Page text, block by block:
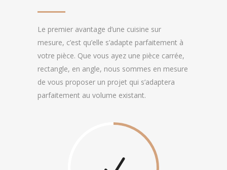
Le premier avantage d’une cuisine sur
mesure, c’est qu’elle s’adapte parfaitement à
votre pièce. Que vous ayez une pièce carrée,
rectangle, en angle, nous sommes en mesure
de vous proposer un projet qui s’adaptera
parfaitement au volume existant.